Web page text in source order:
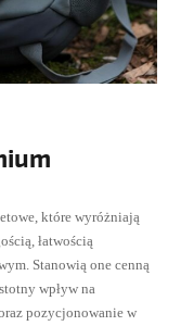
które wyróżniają
łatwością
Stanowią one cenną
wpływ na
pozycjonowanie w